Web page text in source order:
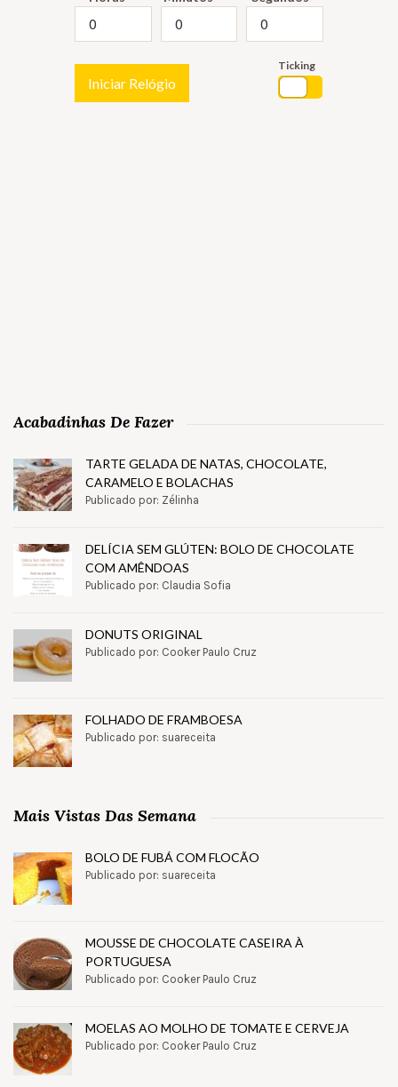
Iniciar Relógio
Ticking
Acabadinhas De Fazer
TARTE GELADA DE NATAS, CHOCOLATE,
CARAMELO E BOLACHAS
Publicado por: Zélinha
DELÍCIA SEM GLÚTEN: BOLO DE CHOCOLATE
COM AMÊNDOAS
Publicado por: Claudia Sofia
DONUTS ORIGINAL
Publicado por: Cooker Paulo Cruz
FOLHADO DE FRAMBOESA
Publicado por: suareceita
Mais Vistas Das Semana
BOLO DE FUBÁ COM FLOCÃO
Publicado por: suareceita
MOUSSE DE CHOCOLATE CASEIRA À
PORTUGUESA
Publicado por: Cooker Paulo Cruz
MOELAS AO MOLHO DE TOMATE E CERVEJA
Publicado por: Cooker Paulo Cruz